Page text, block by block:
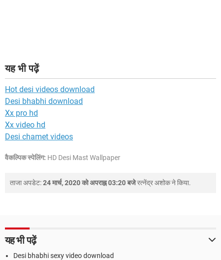
यह भी पढ़ें
Hot desi videos download
Desi bhabhi download
Xx pro hd
Xx video hd
Desi chamet videos
वैकल्पिक स्पेलिंग: HD Desi Mast Wallpaper
ताजा अपडेट:24 मार्च, 2020 को अपराह्न 03:20 बजेरत्नेंद्र अशोकने किया.
यह भी पढ़ें
Desi bhabhi sexy video download